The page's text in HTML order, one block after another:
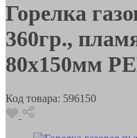
Горелка
360гр.,
80х150мм
Код товара: 596150